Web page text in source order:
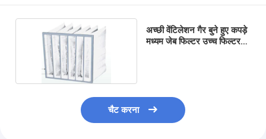
ओरिगेमी फोल्डिंग मशीन
अल्ट्रासोनिक सिलाई मशीन
अच्छी वेंटिलेशन गैर बुने हुए कपड़े
मध्यम जेब फिल्टर उच्च फिल्टर
चैट करना